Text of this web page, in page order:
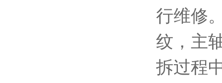
行维修
纹，主
拆过程